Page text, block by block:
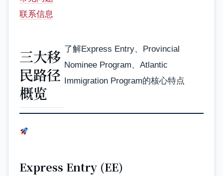
联系信息
三大移
民路径
概览
了解Express Entry、Provincial
Nominee Program、Atlantic
Immigration Program的核心特点
Express Entry (EE)